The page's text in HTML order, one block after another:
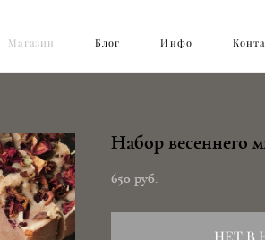
Магазин Блог Инфо
Набор весеннего
650 pуб.